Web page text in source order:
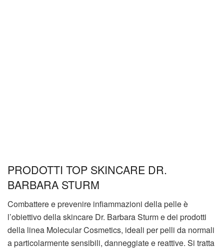
PRODOTTI TOP SKINCARE DR.
BARBARA STURM
Combattere e prevenire infiammazioni della pelle è
l’obiettivo della skincare Dr. Barbara Sturm e dei prodotti
della linea Molecular Cosmetics, ideali per pelli da normali
a particolarmente sensibili, danneggiate e reattive. Si tratta